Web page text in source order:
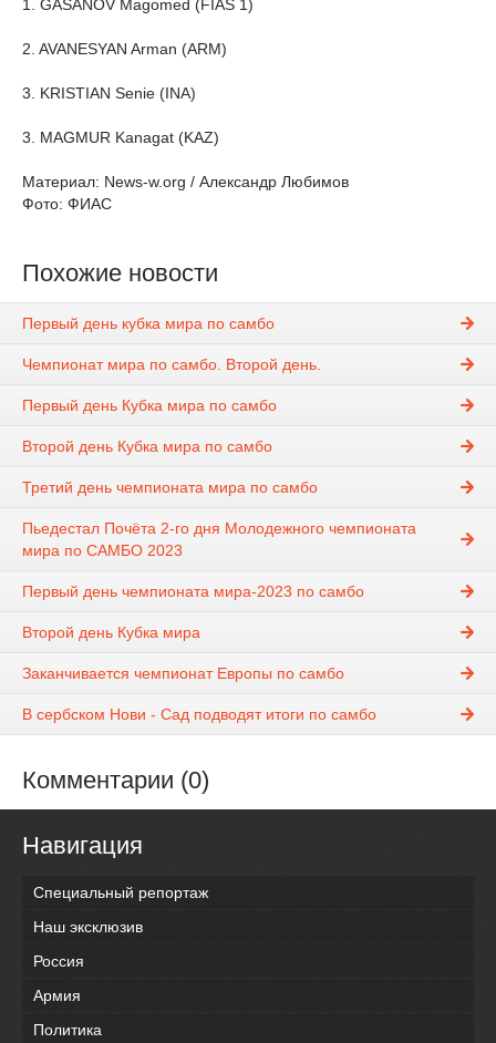
1. GASANOV Magomed (FIAS 1)
2. AVANESYAN Arman (ARM)
3. KRISTIAN Senie (INA)
3. MAGMUR Kanagat (KAZ)
Материал: News-w.org / Александр Любимов
Фото: ФИАС
Похожие новости
Первый день кубка мира по самбо
Чемпионат мира по самбо. Второй день.
Первый день Кубка мира по самбо
Второй день Кубка мира по самбо
Третий день чемпионата мира по самбо
Пьедестал Почёта 2-го дня Молодежного чемпионата
мира по САМБО 2023
Первый день чемпионата мира-2023 по самбо
Второй день Кубка мира
Заканчивается чемпионат Европы по самбо
В сербском Нови - Сад подводят итоги по самбо
Комментарии (0)
Навигация
Специальный репортаж
Наш эксклюзив
Россия
Армия
Политика